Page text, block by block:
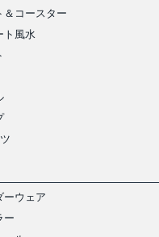
＆コースター
ト風水
ーウェア
ー